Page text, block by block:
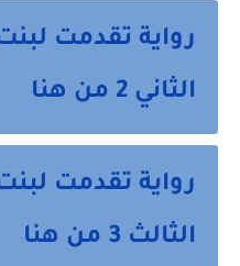
رواية تقدمت
الثاني 2 من هنا
رواية تقدمت
الثالث 3 من هنا